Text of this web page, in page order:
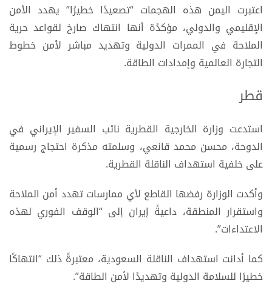
اعتبرت اليمن هذه الهجمات “تصعيدًا خطيرًا” يهدد الأمن
الإقليمي والدولي، مؤكدًة أنها انتهاك صارخ لقواعد حرية
الملاحة في الممرات الدولية وتهديد مباشر لأمن خطوط
التجارة العالمية وإمدادات الطاقة.
قطر
استدعت وزارة الخارجية القطرية نائب السفير الإيراني في
الدوحة، محسن محمد قانعي، وسلمته مذكرة احتجاج رسمية
على خلفية استهداف الناقلة القطرية.
وأكدت الوزارة رفضها القاطع لأي ممارسات تهدد أمن الملاحة
واستقرار المنطقة، داعيةً إيران إلى “الوقف الفوري لهذه
الاعتداءات”.
كما أدانت استهداف الناقلة السعودية، معتبرةً ذلك “انتهاكًا
خطيرًا للسلامة الدولية وتهديدًا لأمن الطاقة”.